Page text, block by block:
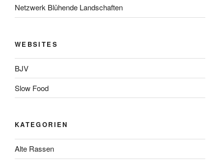
Netzwerk Blühende Landschaften
WEBSITES
BJV
Slow Food
KATEGORIEN
Alte Rassen